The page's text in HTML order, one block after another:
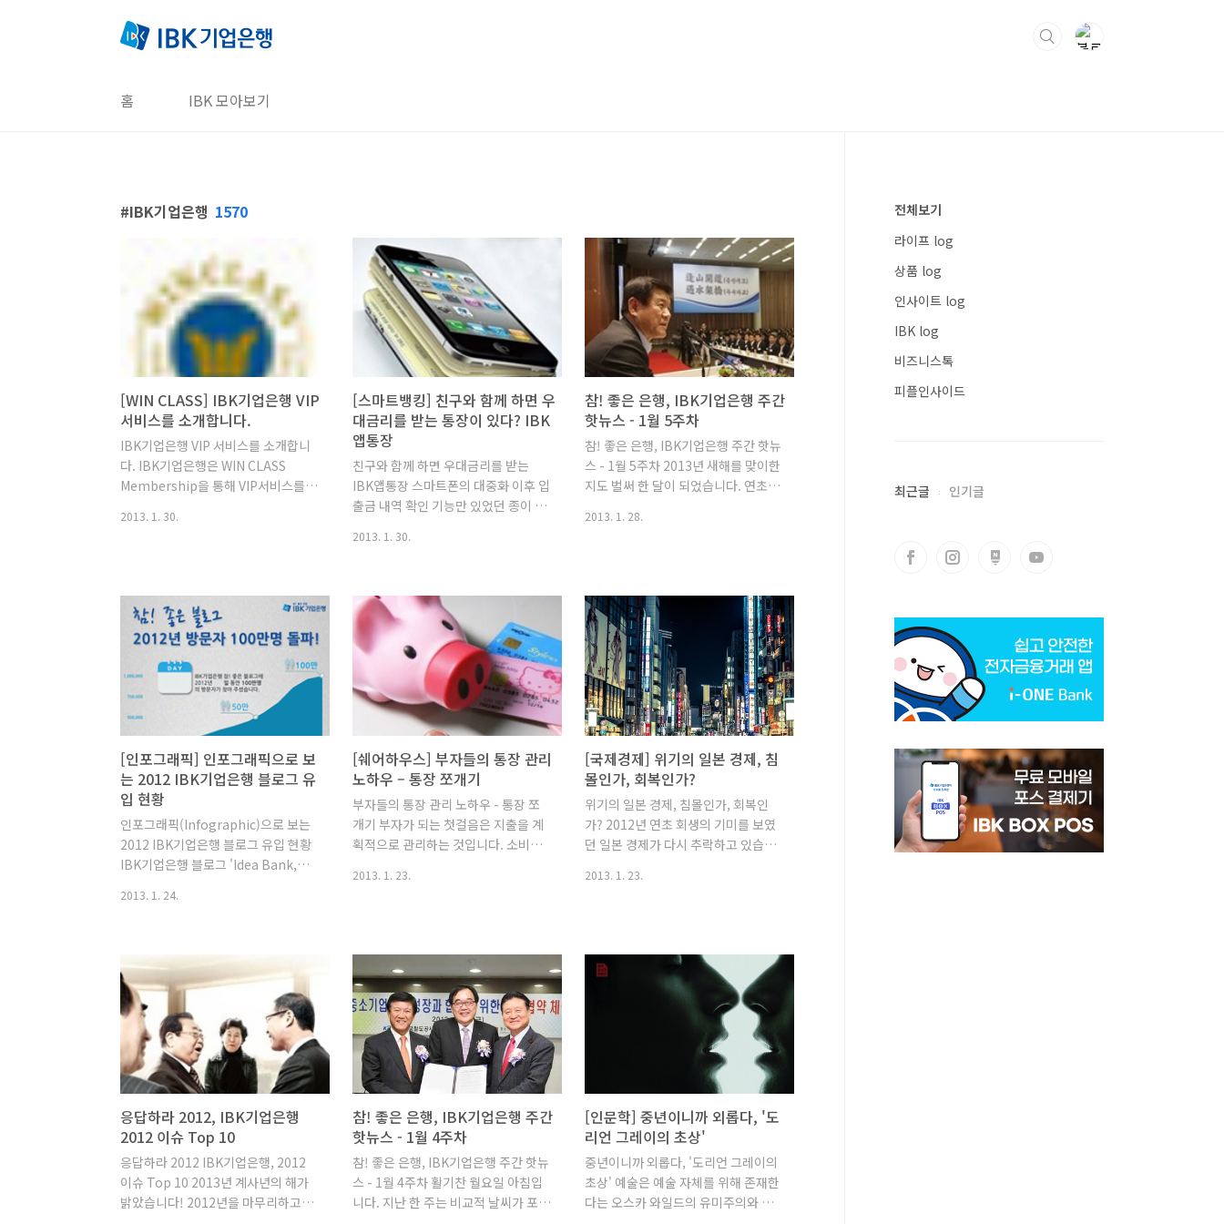
홈 IBK 모아보기
IBK기업은행 1570
[WIN CLASS] IBK기업은행 VIP
서비스를 소개합니다.
IBK기업은행 VIP 서비스를 소개합니
다. IBK기업은행은 WIN CLASS
Membership을 통해 VIP서비스를
Membership 제도 안내 「WIN
제도로서 금융거래를 저희 은행으로
집중하시면 보다 많은 혜택을 누리실
수 있는 제도입니다. ○ 대상고객 개인
고객(개인사업자) ∙ 공공기관 ○ 대상
실적 ① 아래의 3개월 평균잔액, 누계
액, 건수 - 수신, 여신, 신용카드, 환전
및 송금, 방카슈랑스, 급여이체, 전자
공(주소, 전화번호 등) 실적 - 본인과
가족(조부모, 부모, 자녀, 배우자, 배우
자 부모) 고객 실적을..
2013. 1. 30.
[스마트뱅킹] 친구와 함께 하면 우
대금리를 받는 통장이 있다? IBK
앱통장
친구와 함께 하면 우대금리를 받는
IBK앱통장 스마트폰의 대중화 이후 입
출금 내역 확인 기능만 있었던 종이 통
까지 조회할 수 있는 스마트폰 전용 통
통장'을 출시했는데요, 금융권 최초의
종이없는 친화경 통장이기도 합니다.
1. 'IBK앱통장'이 달라졌다?? 1) 기존
만 17세 이상에서 만 14세이상으로 폭
넓게! 기준 금액 100만원 이하 : 3%
(단위:세금공제전 연%P) (+거래심화
우대금리 + 고객추천 우대금리 : 100
이율과 수수료 면제가 2013년 12월
31일까지 1년 연장! 3) 기존의 종이통
장을 앱통장을 전환 가능 4) 자신만의
통장 표지를 설..
2013. 1. 30.
참! 좋은 은행, IBK기업은행 주간
핫뉴스 - 1월 5주차
참! 좋은 은행, IBK기업은행 주간 핫뉴
스 - 1월 5주차 2013년 새해를 맞이한
지도 벌써 한 달이 되었습니다. 연초의
들을 놓치기 쉬운데요, 지난 한 달간의
를 알려드리겠습니다. 핫뉴스 1. IBK
기업은행 '2013년 전국 영업점장회의'
개최 IBK기업으냉은 지난 25일 충주
연수원에서 '2013년 전국 영업점회
의'를 열고 경영전략을 공유했습니다.
이날 행사에서 조준희 행장은 "어떤 어
려움도 뚫고 나간다는 '봉산개도 우수
로 장기 저성장, 저금리 상황을 극복해
나가자고 했습니다. IBK기업은행은
2013년을 '금융소비자보호 혁..
2013. 1. 28.
[인포그래픽] 인포그래픽으로 보
는 2012 IBK기업은행 블로그 유
입 현황
인포그래픽(Infographic)으로 보는
2012 IBK기업은행 블로그 유입 현황
IBK기업은행 블로그 'Idea Bank,
훨씬 넘는 분들이 방문해주셨습니다.
는 1만에 가까운 참여가 있었고, 약
1,300여건의 페이스북 '좋아요'가 발
생할만큼 많은 응원을 받기도 했습니
다. 이처럼 많은 관심과 사랑을 받았던
IBK기업은행 블로그, 2012년 한 해 동
안 100만이 넘는 분들은 과연 어떤 경
로를 통해 방문을 하셨을까요? 한 눈에
보았습니다. IBK기업은행 블로그는 네
이버 검색을 통한 방문이 가장 많은데
요, 은행권의 특성상 온라인뱅킹을 사
용하는 ..
2013. 1. 24.
[쉐어하우스] 부자들의 통장 관리
노하우 – 통장 쪼개기
부자들의 통장 관리 노하우 - 통장 쪼
개기 부자가 되는 첫걸음은 지출을 계
획적으로 관리하는 것입니다. 소비습
기 때문입니다. 그래서 부자가 되려면
부자가 될 수 있다) 세상의 모든 노하우
를 알려주는 쉐어하우스에서 더 쉽고,
재미있게 콘텐츠를 재구성해서 노하우
로 등록해주었습니다. 누구나 쉽게 따
라할 수 있는 통장 관리 노하우, 통장
쪼개기!! 지금 만나보실까요? ^^ 쉐어
하우스 원문보기 :
2013. 1. 23.
[국제경제] 위기의 일본 경제, 침
몰인가, 회복인가?
위기의 일본 경제, 침몰인가, 회복인
가? 2012년 연초 회생의 기미를 보였
던 일본 경제가 다시 추락하고 있습니
사상 최악의 적자를 기록하며 연이어
엔으로 1990년 이래 31년 만에 마이
너스를 기록했습니다. 제2차 세계대전
의 폐허를 이겨낸 일본, 다시 기적을 이
룰 수 있을까요? 일본 경제 침몰의 위
기와 공포 2012년 11월 17일, 일본 자
민당의 아베 신조 총재는 한 연설에서
깜짝 놀랄 발언을 했습니다.“중앙은행
려 돈을 찍어내겠습니다.”이렇게 충격
적인 발언이 나오게 된 까닭은 일본 경
제가 처한 현실 탓입니다. 대..
2013. 1. 23.
응답하라 2012, IBK기업은행
2012 이슈 Top 10
응답하라 2012 IBK기업은행, 2012
이슈 Top 10 2013년 계사년의 해가
밝았습니다! 2012년을 마무리하고
참! 좋은 은행, IBK기업은행 주간
핫뉴스 - 1월 4주차
참! 좋은 은행, IBK기업은행 주간 핫뉴
스 - 1월 4주차 활기찬 월요일 아침입
니다. 지난 한 주는 비교적 날씨가 포근
[인문학] 중년이니까 외롭다, '도
리언 그레이의 초상'
중년이니까 외롭다, '도리언 그레이의
초상' 예술은 예술 자체를 위해 존재한
다는 오스카 와일드의 유미주의와 자
전체보기
라이프 log
상품 log
인사이트 log
IBK log
비즈니스톡
피플인사이드
최근글 인기글